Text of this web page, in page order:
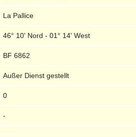
La Pallice
46° 10' Nord - 01° 14' West
BF 6862
Außer Dienst gestellt
0
-